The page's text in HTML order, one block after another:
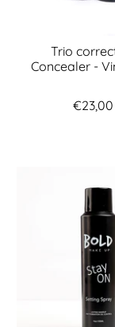
Trio
Concealer -
€23,00